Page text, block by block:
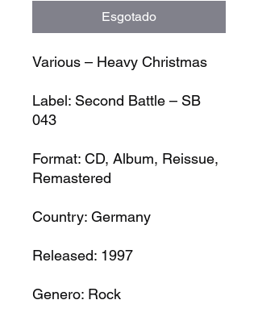
Esgotado
Various – Heavy Christmas
Label: Second Battle – SB
043
Format: CD, Album, Reissue,
Remastered
Country: Germany
Released: 1997
Genero: Rock